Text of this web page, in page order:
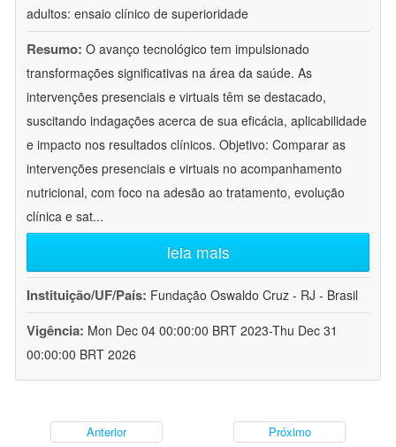
adultos: ensaio clínico de superioridade
Resumo: O avanço tecnológico tem impulsionado
transformações significativas na área da saúde. As
intervenções presenciais e virtuais têm se destacado,
suscitando indagações acerca de sua eficácia, aplicabilidade
e impacto nos resultados clínicos. Objetivo: Comparar as
intervenções presenciais e virtuais no acompanhamento
nutricional, com foco na adesão ao tratamento, evolução
clínica e sat...
leia mais
Instituição/UF/País: Fundação Oswaldo Cruz - RJ - Brasil
Vigência: Mon Dec 04 00:00:00 BRT 2023-Thu Dec 31
00:00:00 BRT 2026
Anterior Próximo